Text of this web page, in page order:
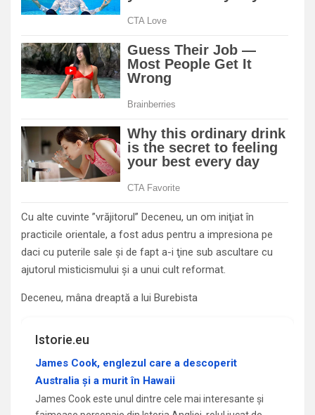
Cu alte cuvinte ”vrăjitorul” Deceneu, un om iniţiat în
practicile orientale, a fost adus pentru a impresiona pe
daci cu puterile sale şi de fapt a-i ţine sub ascultare cu
ajutorul misticismului şi a unui cult reformat.
Deceneu, mâna dreaptă a lui Burebista
Istorie.eu
James Cook, englezul care a descoperit
Australia și a murit în Hawaii
James Cook este unul dintre cele mai interesante și